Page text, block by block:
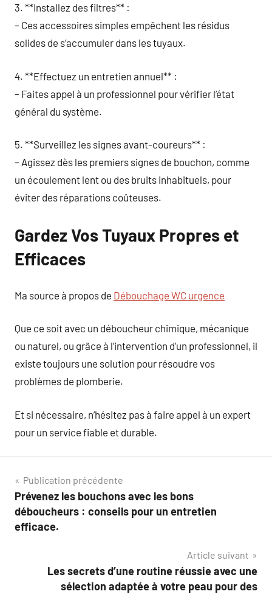
3. **Installez des filtres** :
– Ces accessoires simples empêchent les résidus
solides de s’accumuler dans les tuyaux.
4. **Effectuez un entretien annuel** :
– Faites appel à un professionnel pour vérifier l’état
général du système.
5. **Surveillez les signes avant-coureurs** :
– Agissez dès les premiers signes de bouchon, comme
un écoulement lent ou des bruits inhabituels, pour
éviter des réparations coûteuses.
Gardez Vos Tuyaux Propres et
Efficaces
Ma source à propos de Débouchage WC urgence
Que ce soit avec un déboucheur chimique, mécanique
ou naturel, ou grâce à l’intervention d’un professionnel, il
existe toujours une solution pour résoudre vos
problèmes de plomberie.
Et si nécessaire, n’hésitez pas à faire appel à un expert
pour un service fiable et durable.
Navigation
de
l’article
Publication précédente
Prévenez les bouchons avec les bons
déboucheurs : conseils pour un entretien
efficace.
Article suivant
Les secrets d’une routine réussie avec une
sélection adaptée à votre peau pour des